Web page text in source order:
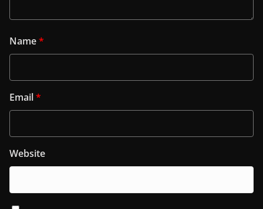
Name*
Email*
Website